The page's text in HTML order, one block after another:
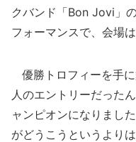
クバンド「Bon Jovi」
フォーマンスで、会場
優勝トロフィーを手
人のエントリーだった
ャンピオンになりまし
がどうこうというより